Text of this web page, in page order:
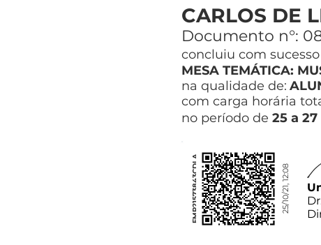
CARLOS DE
Documento n°:
concluiu com
MESA TEMÁTICA:
na qualidade de:
com carga horária
no período de 25 a
FMP21573843CDLA 25/10/21, 12:08